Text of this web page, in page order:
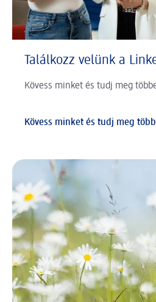
Találkozz velünk a
Kövess minket és tudj meg
Kövess minket és tudj meg